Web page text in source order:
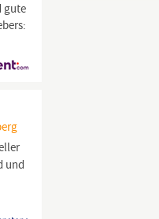
gute
und